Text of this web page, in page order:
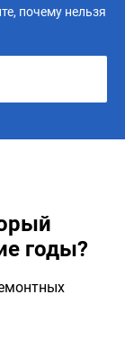
почему нельзя
годы?